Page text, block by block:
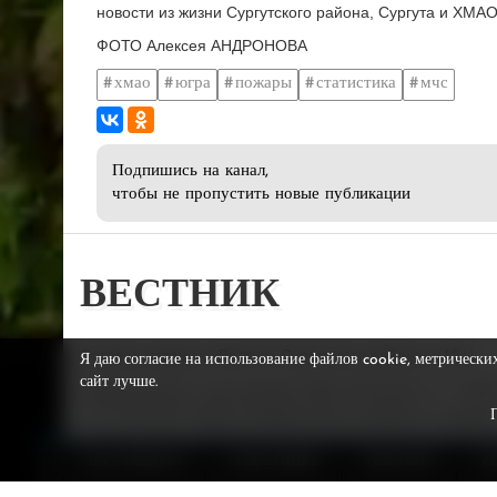
новости из жизни Сургутского района, Сургута и ХМАО.
ФОТО Алексея АНДРОНОВА
хмао югра пожары статистика мчс
Подпишись на канал,
чтобы не пропустить новые публикации
ВЕСТНИК
Сетевое издание «Вестник Сургутского района» (16+)
Свидетельство о регистрации СМИ: ЭЛ № ФС 77 – 72798
от 17.05.2018, выдано Федеральной службой по надзору
Я даю согласие на использование файлов cookie,
сайт лучше.